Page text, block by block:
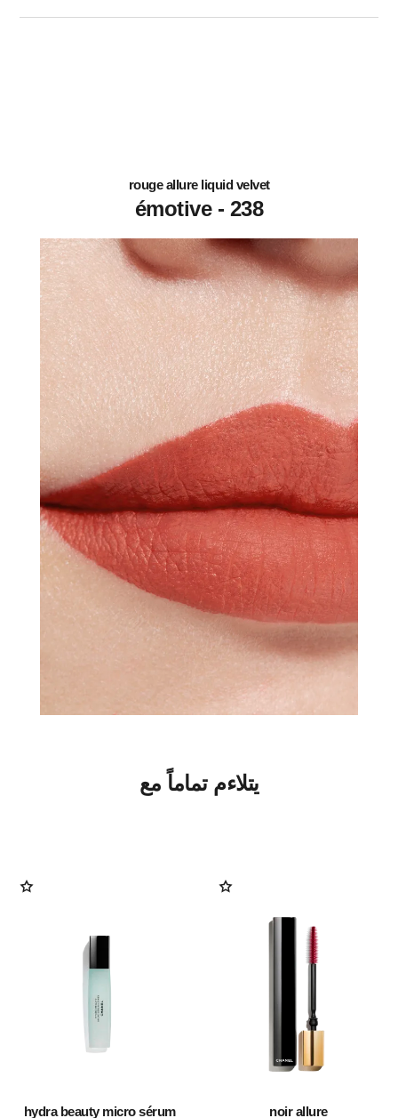
rouge allure liquid velvet
238 - émotive
يتلاءم تماماً مع
noir allure
hydra beauty micro sérum